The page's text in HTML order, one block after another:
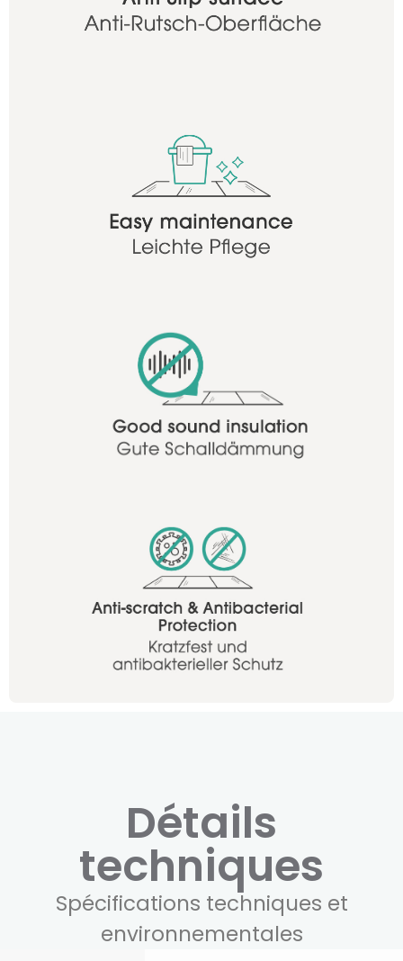
Détails
techniques
Spécifications techniques et
environnementales